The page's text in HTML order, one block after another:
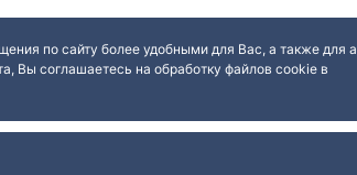
по сайту более удобными для Вас, а также для
Вы соглашаетесь на обработку файлов cookie в